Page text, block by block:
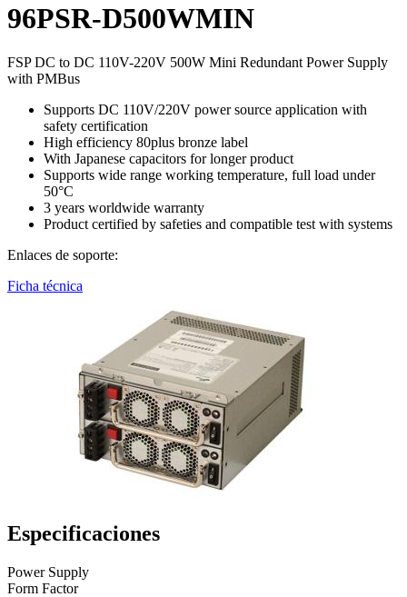
96PSR-D500WMIN
FSP DC to DC 110V-220V 500W Mini Redundant Power Supply
with PMBus
Supports DC 110V/220V power source application with
safety certification
High efficiency 80plus bronze label
With Japanese capacitors for longer product
Supports wide range working temperature, full load under
50°C
3 years worldwide warranty
Product certified by safeties and compatible test with systems
Enlaces de soporte:
Ficha técnica
Especificaciones
Power Supply
Form Factor